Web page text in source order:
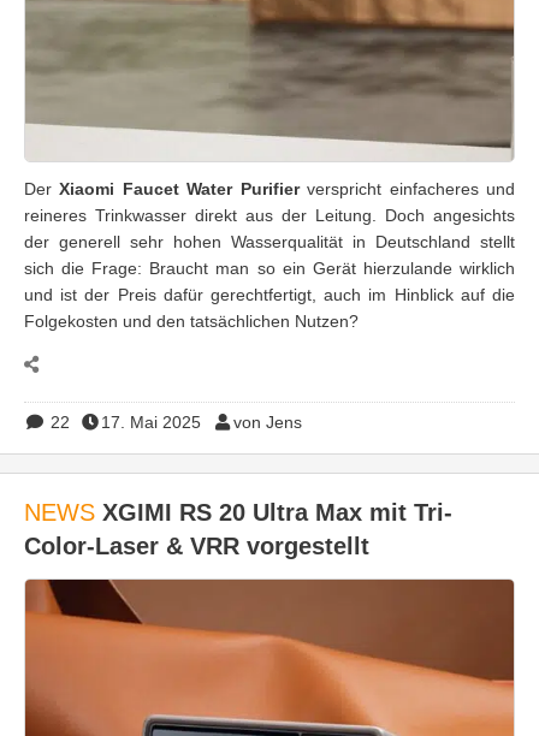
DerXiaomi Faucet Water Purifierverspricht einfacheres und
reineres Trinkwasser direkt aus der Leitung. Doch angesichts
der generell sehr hohen Wasserqualität in Deutschland stellt
sich die Frage: Braucht man so ein Gerät hierzulande wirklich
und ist der Preis dafür gerechtfertigt, auch im Hinblick auf die
Folgekosten und den tatsächlichen Nutzen?
22 17. Mai 2025 von Jens
NEWS XGIMI RS 20 Ultra Max mit Tri-
Color-Laser & VRR vorgestellt